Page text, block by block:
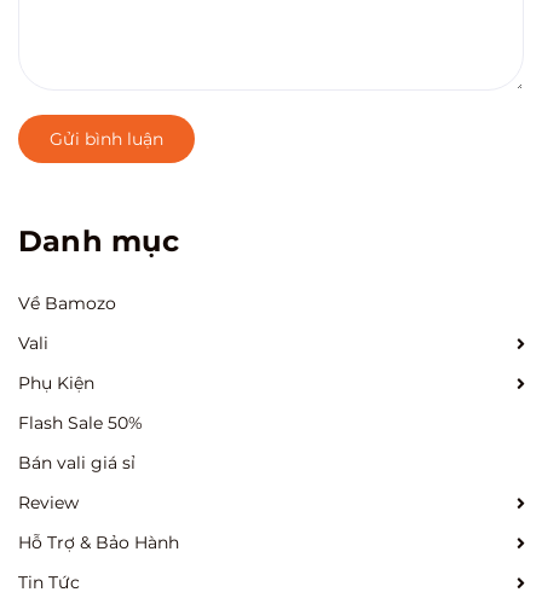
Gửi bình luận
Danh mục
Về Bamozo
Vali
Phụ Kiện
Flash Sale 50%
Bán vali giá sỉ
Review
Hỗ Trợ & Bảo Hành
Tin Tức